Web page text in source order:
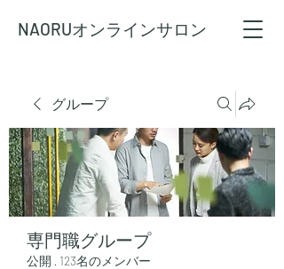
NAORUオンラインサロン
グループ
専門職グループ
公開 · 123名のメンバー